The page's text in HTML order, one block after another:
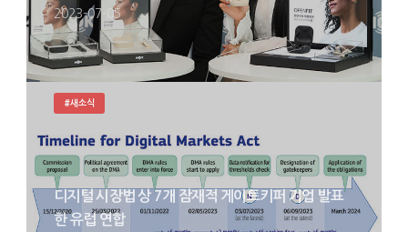
2023-07-05
디지털 시장법 상 7개 잠재적 게이트키퍼 기업 발표
한 유럽 연합
#새소식